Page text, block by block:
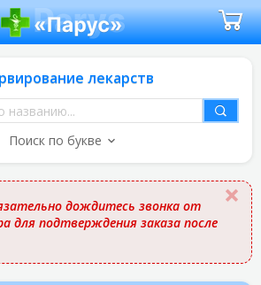
лекарств
Поиск по букве
дождитесь звонка от
для подтверждения заказа после